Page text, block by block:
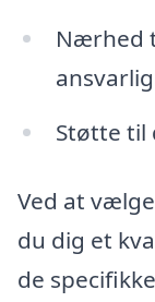
Nærhed
Støtte til
Ved at
du dig et
de